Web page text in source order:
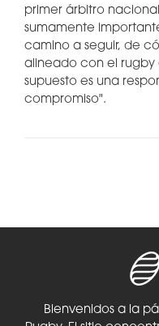
primer árbitro
sumamente
camino a seguir, de
alineado con el rugby
supuesto es una
compromiso".
Bienvenidos a la